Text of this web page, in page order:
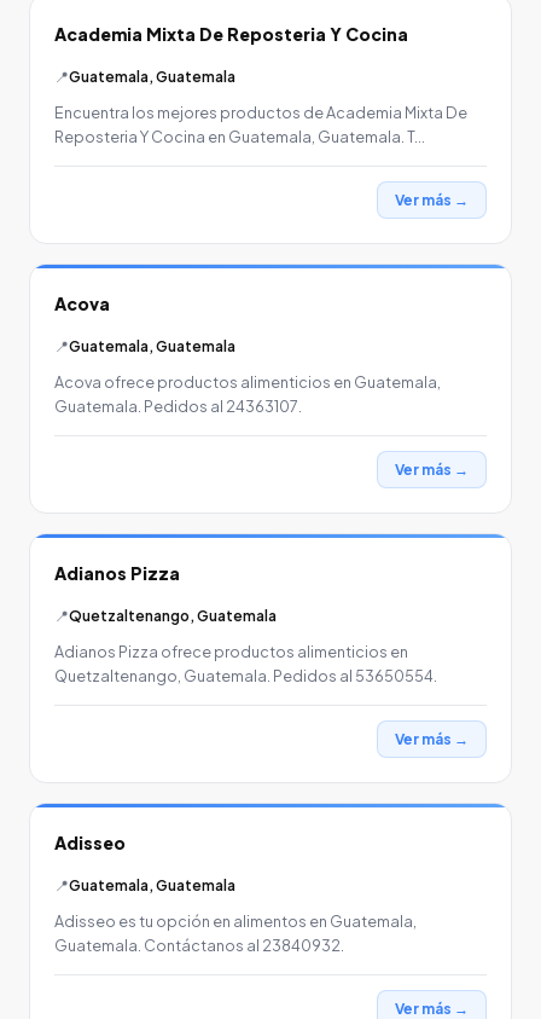
Academia Mixta De Reposteria Y Cocina
📍Guatemala, Guatemala
Encuentra los mejores productos de Academia Mixta De
Reposteria Y Cocina en Guatemala, Guatemala. T…
Ver más →
Acova
📍Guatemala, Guatemala
Acova ofrece productos alimenticios en Guatemala,
Guatemala. Pedidos al 24363107.
Ver más →
Adianos Pizza
📍Quetzaltenango, Guatemala
Adianos Pizza ofrece productos alimenticios en
Quetzaltenango, Guatemala. Pedidos al 53650554.
Ver más →
Adisseo
📍Guatemala, Guatemala
Adisseo es tu opción en alimentos en Guatemala,
Guatemala. Contáctanos al 23840932.
Ver más →